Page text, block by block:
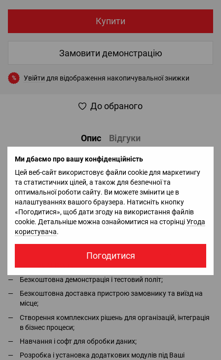
Ми дбаємо про вашу конфіденційність
Цей веб-сайт використовує файли cookie для маркетингу
та статистичних цілей, а також для безпечної та
оптимальної роботи сайту. Ви можете змінити це в
налаштуваннях вашого браузера. Натисніть кнопку
«Погодитися», щоб дати згоду на використання файлів
cookie. Детальніше можна ознайомитися на сторінціУгода
користувача.
Погодитися
Купити
Замовити демонстрацію
% Увійти для відображення накопичувальної знижки
До обраного
Опис Відгуки
Характеристики: Матеріал: Cordura 500D антиковзаюча
вставка еластичний шнур-резинка для фіксації магазинів
сумісний з магазинами АКМ/АК-74/М16/M4A1/РПК
Доставка Оплата Гарантія Повернення
Офіціальний імпортер та дистрибьютор в Україні брендів
Безкоштовна консультація та повний асортимент в місцях
Безкоштовна демонстрація і тестовий політ;
Безкоштовна доставка пристрою замовнику та виїзд на
місце;
Створення комплексних рішень для організацій, інтеграція
в бізнес процеси;
Навчання і софт для обробки даних;
Розробка і установка додаткових модулів під Ваші